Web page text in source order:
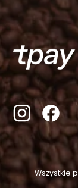
Wszystkie